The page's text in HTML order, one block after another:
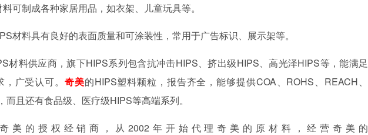
可制成各种家居用品，如衣架、儿童玩具等。
材料具有良好的表面质量和可涂装性，常用于广告标识、展示架等。
材料供应商，旗下HIPS系列包含抗冲击HIPS、挤出级HIPS、高光泽HIPS等，能满足
广受认可。 奇美的HIPS塑料颗粒，报告齐全，能够提供COA、ROHS、REACH、
且还有食品级、医疗级HIPS等高端系列。
美的授权经销商，从2002年开始代理奇美的原材料，经营奇美的